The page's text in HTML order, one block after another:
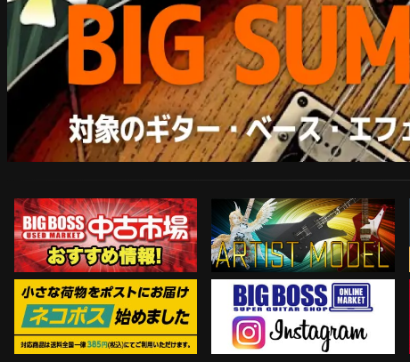
中古市場おすすめ情報!! ARTIST MODEL
ネコポス対象商品はコチラ Instagram